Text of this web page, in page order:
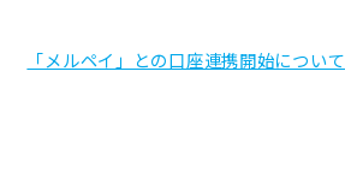
「メルペイ」との口座連携開始について